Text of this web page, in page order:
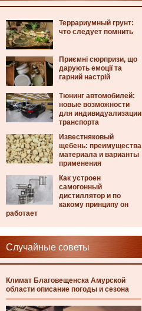
Террариумный грунт:
что следует помнить
Приємні сюрпризи, що
дарують емоції та
гарний настрій
Тюнинг автомобилей:
новые возможности
для индивидуализации
транспорта
Известняковый
щебень: преимущества
материала и варианты
применения
Как устроен
самогонный
дистиллятор и по
какому принципу он
работает
Случайные советы
Климат Благовещенска Амурской
области описание погоды и сезона